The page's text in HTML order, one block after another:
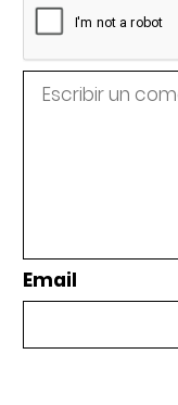
Email